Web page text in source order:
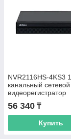
NVR2116HS-4KS3
канальный сетевой
видеорегистратор
56 340 ₸
Купить